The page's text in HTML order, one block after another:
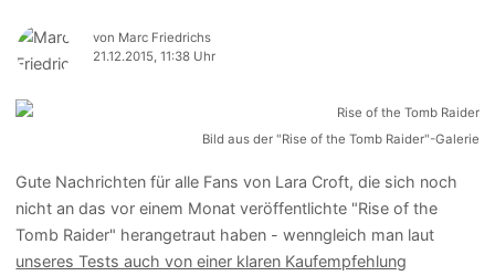
von Marc Friedrichs
21.12.2015, 11:38 Uhr
Bild aus der "Rise of the Tomb Raider"-Galerie
Gute Nachrichten für alle Fans von Lara Croft, die sich noch
nicht an das vor einem Monat veröffentlichte "Rise of the
Tomb Raider" herangetraut haben - wenngleich man laut
unseres Tests auch von einer klaren Kaufempfehlung